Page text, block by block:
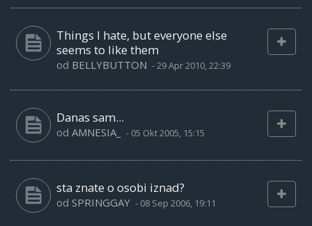
Things I hate, but everyone else
seems to like them
od BELLYBUTTON -29 Apr 2010, 22:39
Danas sam...
od AMNESIA_ - 05 Okt 2005, 15:15
sta znate o osobi iznad?
od SPRINGGAY - 08 Sep 2006, 19:11